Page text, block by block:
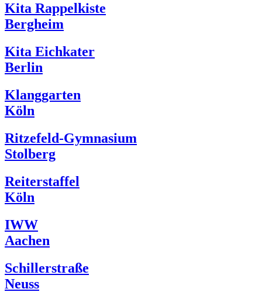
Kita Rappelkiste
Bergheim
Kita Eichkater
Berlin
Klanggarten
Köln
Ritzefeld-Gymnasium
Stolberg
Reiterstaffel
Köln
IWW
Aachen
Schillerstraße
Neuss